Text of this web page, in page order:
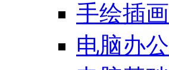
手绘插画
电脑办公